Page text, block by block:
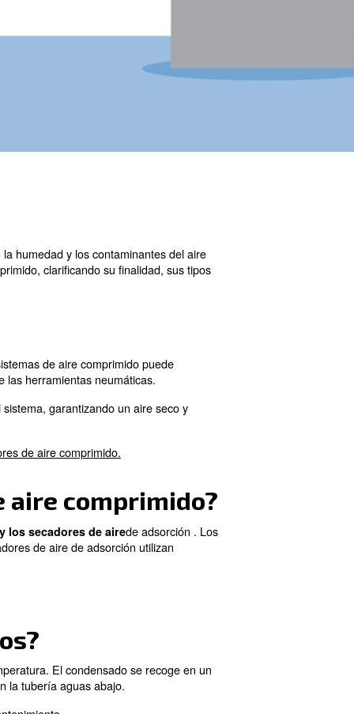
ya que eliminan la humedad y los
secadores de aire comprimido, clarificando su
La humedad de los sistemas de aire
y reducir la eficiencia de las herramientas
el rendimiento de todo el sistema, garantizando un
saber sobre los secadores de aire comprimido.